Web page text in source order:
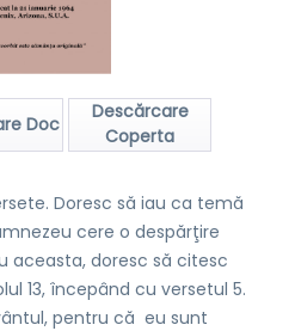
Doc
Descărcare
Coperta
Doresc să iau ca temă
cere o despărţire
aceasta, doresc să citesc
13, începând cu versetul 5.
pentru că eu sunt